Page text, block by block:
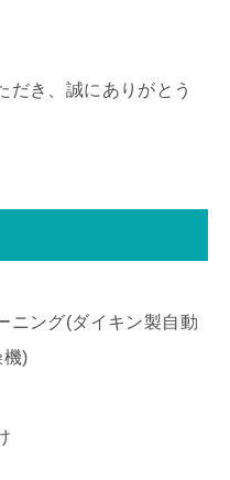
だき、誠にありがとう
ニング(ダイキン製自動
機)